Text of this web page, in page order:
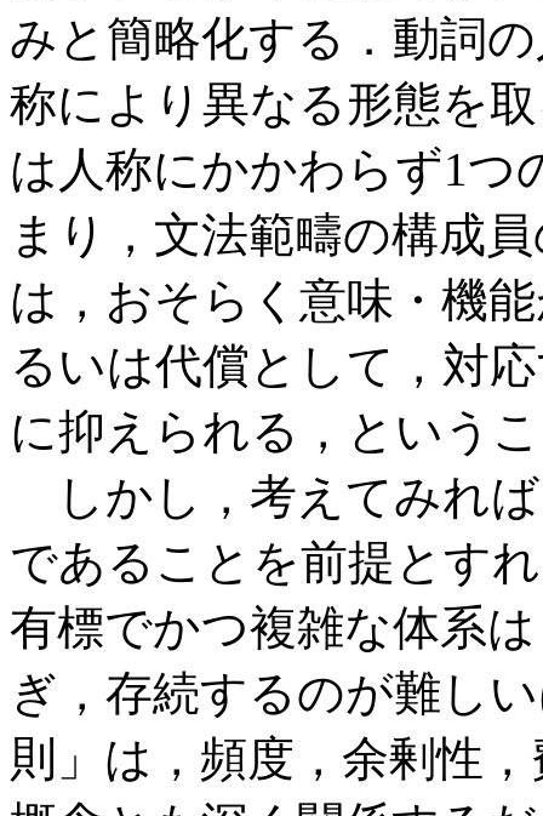
みと簡略化する．動詞
称により異なる形態を
は人称にかかわらず1つ
まり，文法範疇の構成
は，おそらく意味・機
るいは代償として，対
に抑えられる，という
しかし，考えてみれ
であることを前提とす
有標でかつ複雑な体系
ぎ，存続するのが難し
則」は，頻度，余剰性